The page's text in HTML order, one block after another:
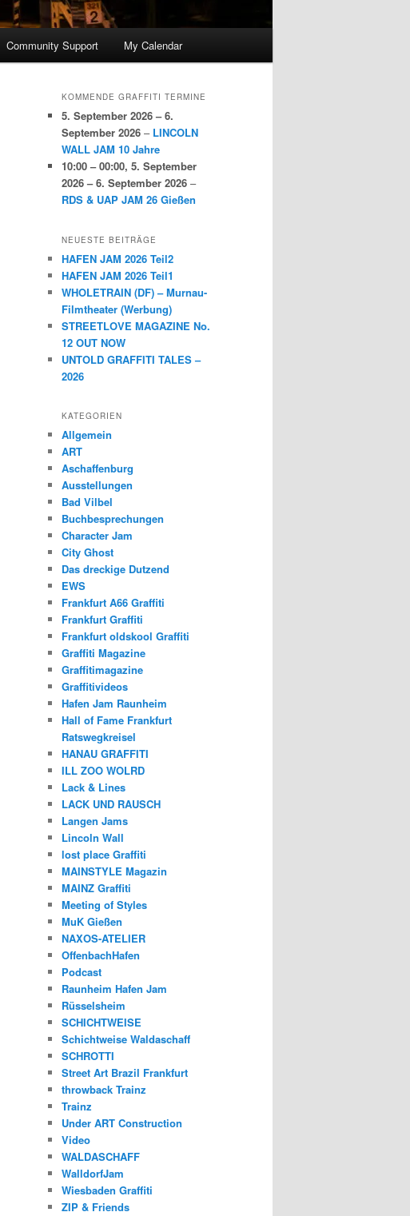
Community Support My Calendar
KOMMENDE GRAFFITI TERMINE
5. September 2026 – 6.
September 2026 – LINCOLN
WALL JAM 10 Jahre
10:00 – 00:00, 5. September
2026 – 6. September 2026 –
RDS & UAP JAM 26 Gießen
NEUESTE BEITRÄGE
HAFEN JAM 2026 Teil2
HAFEN JAM 2026 Teil1
WHOLETRAIN (DF) – Murnau-
Filmtheater (Werbung)
STREETLOVE MAGAZINE No.
12 OUT NOW
UNTOLD GRAFFITI TALES –
2026
KATEGORIEN
Allgemein
ART
Aschaffenburg
Ausstellungen
Bad Vilbel
Buchbesprechungen
Character Jam
City Ghost
Das dreckige Dutzend
EWS
Frankfurt A66 Graffiti
Frankfurt Graffiti
Frankfurt oldskool Graffiti
Graffiti Magazine
Graffitimagazine
Graffitivideos
Hafen Jam Raunheim
Hall of Fame Frankfurt
Ratswegkreisel
HANAU GRAFFITI
ILL ZOO WOLRD
Lack & Lines
LACK UND RAUSCH
Langen Jams
Lincoln Wall
lost place Graffiti
MAINSTYLE Magazin
MAINZ Graffiti
Meeting of Styles
MuK Gießen
NAXOS-ATELIER
OffenbachHafen
Podcast
Raunheim Hafen Jam
Rüsselsheim
SCHICHTWEISE
Schichtweise Waldaschaff
SCHROTTI
Street Art Brazil Frankfurt
throwback Trainz
Trainz
Under ART Construction
Video
WALDASCHAFF
WalldorfJam
Wiesbaden Graffiti
ZIP & Friends